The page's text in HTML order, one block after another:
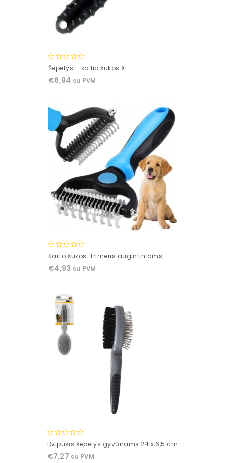
0
of
Šepetys – kailio šukos XL
€6,94 su PVM
0
of
Kailio šukos–trimeris augintiniams
€4,93 su PVM
0
of
Dvipusis šepetys gyvūnams 24 x 6,5 cm
€7,27 su PVM